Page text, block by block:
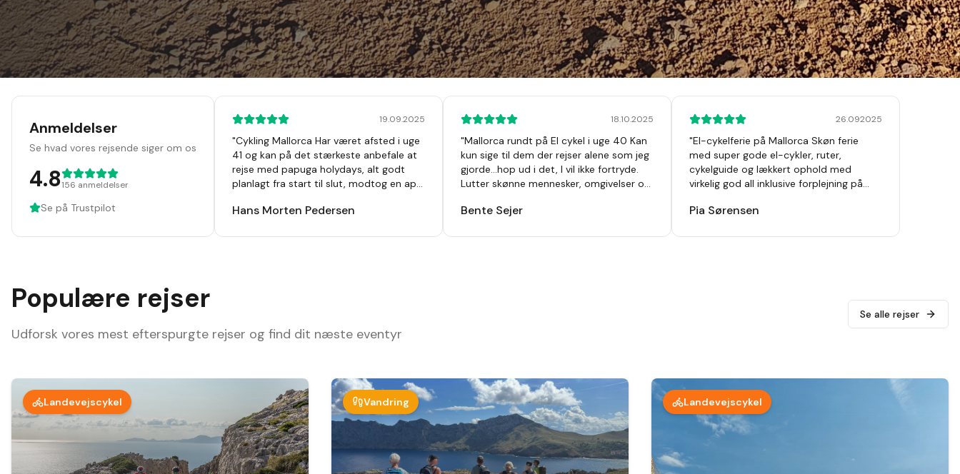
Anmeldelser
Se hvad vores rejsende siger om os
4.8156 anmeldelser
Se på Trustpilot
19.09.2025
"Cykling Mallorca Har været afsted i uge
41 og kan på det stærkeste anbefale at
rejse med papuga holydays, alt godt
planlagt fra start til slut, modtog en app
noget at tage fejl af inden afrejse. Hotel
været afsted 10 gange før men vi så nye
Hans Morten Pedersen
18.10.2025
"Mallorca rundt på El cykel i uge 40 Kan
kun sige til dem der rejser alene som jeg
gjorde...hop ud i det, I vil ikke fortryde.
Lutter skønne mennesker, omgivelser og
Bente Sejer
26.092025
"El-cykelferie på Mallorca Skøn ferie
med super gode el-cykler, ruter,
cykelguide og lækkert ophold med
virkelig god all inklusive forplejning på
Kan varmt anbefales.
Pia Sørensen
Populære rejser
Udforsk vores mest efterspurgte rejser og find dit næste eventyr
Se alle rejser
Landevejscykel Vandring Landevejscykel